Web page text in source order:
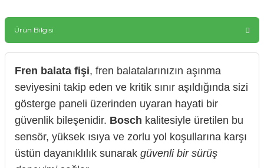
Ürün Bilgisi
Fren balata fişi, fren balatalarınızın aşınma
seviyesini takip eden ve kritik sınır aşıldığında sizi
gösterge paneli üzerinden uyaran hayati bir
güvenlik bileşenidir. Bosch kalitesiyle üretilen bu
sensör, yüksek ısıya ve zorlu yol koşullarına karşı
üstün dayanıklılık sunarak güvenli bir sürüş